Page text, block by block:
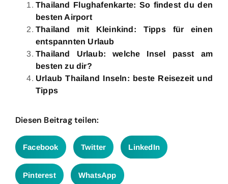
Thailand Flughafenkarte: So findest du den
besten Airport
Thailand mit Kleinkind: Tipps für einen
entspannten Urlaub
Thailand Urlaub: welche Insel passt am
besten zu dir?
Urlaub Thailand Inseln: beste Reisezeit und
Tipps
Diesen Beitrag teilen:
Facebook Twitter LinkedIn
Pinterest WhatsApp